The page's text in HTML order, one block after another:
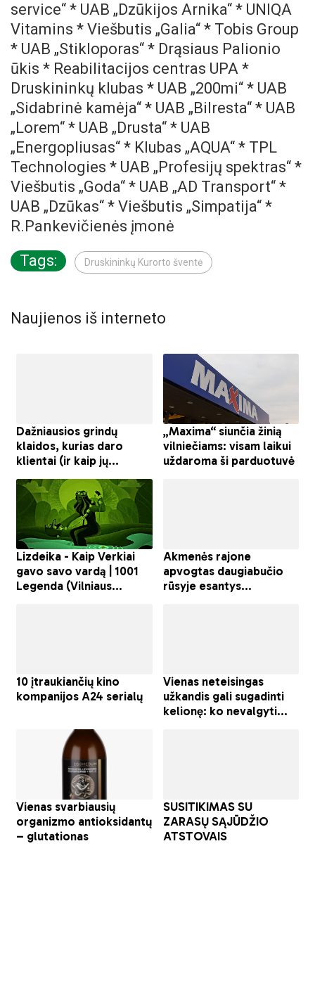
service“ * UAB „Dzūkijos Arnika“ * UNIQA
Vitamins * Viešbutis „Galia“ * Tobis Group
* UAB „Stikloporas“ * Drąsiaus Palionio
ūkis * Reabilitacijos centras UPA *
Druskininkų klubas * UAB „200mi“ * UAB
„Sidabrinė kamėja“ * UAB „Bilresta“ * UAB
„Lorem“ * UAB „Drusta“ * UAB
„Energopliusas“ * Klubas „AQUA“ * TPL
Technologies * UAB „Profesijų spektras“ *
Viešbutis „Goda“ * UAB „AD Transport“ *
UAB „Dzūkas“ * Viešbutis „Simpatija“ *
R.Pankevičienės įmonė
Tags:
Druskininkų Kurorto šventė
Naujienos iš interneto